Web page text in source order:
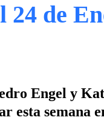
24 de
Engel y
esta semana